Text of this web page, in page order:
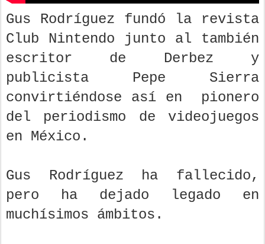
Gus Rodríguez fundó la revista
Club Nintendo junto al también
escritor de Derbez y
publicista Pepe Sierra
convirtiéndose así en pionero
del periodismo de videojuegos
en México.
Gus Rodríguez ha fallecido,
pero ha dejado legado en
muchísimos ámbitos.